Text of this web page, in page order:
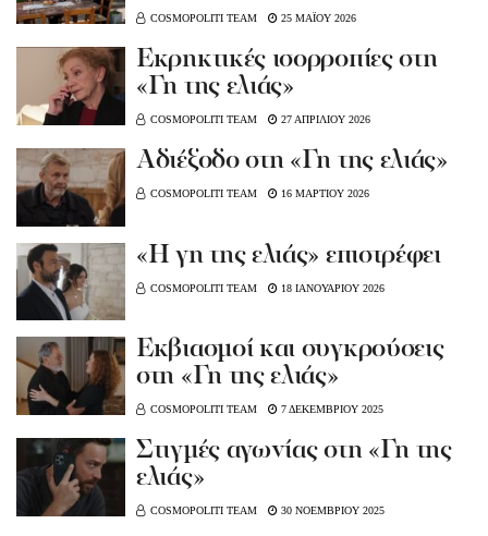
COSMOPOLITI TEAM 25 ΜΑΪΟΥ 2026
Εκρηκτικές ισορροπίες στη
«Γη της ελιάς»
COSMOPOLITI TEAM 27 ΑΠΡΙΛΙΟΥ 2026
Αδιέξοδο στη «Γη της ελιάς»
COSMOPOLITI TEAM 16 ΜΑΡΤΙΟΥ 2026
«Η γη της ελιάς» επιστρέφει
COSMOPOLITI TEAM 18 ΙΑΝΟΥΑΡΙΟΥ 2026
Εκβιασμοί και συγκρούσεις
στη «Γη της ελιάς»
COSMOPOLITI TEAM 7 ΔΕΚΕΜΒΡΙΟΥ 2025
Στιγμές αγωνίας στη «Γη της
ελιάς»
COSMOPOLITI TEAM 30 ΝΟΕΜΒΡΙΟΥ 2025